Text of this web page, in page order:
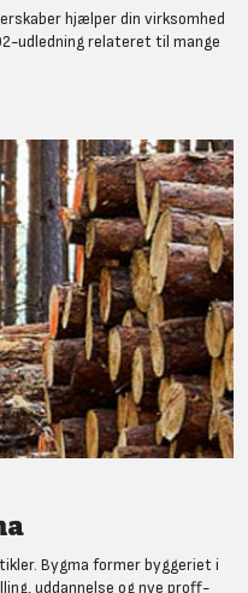
hjælper din virksomhed
udledning relateret til mange
Bygma former byggeriet i
uddannelse og nye proff-